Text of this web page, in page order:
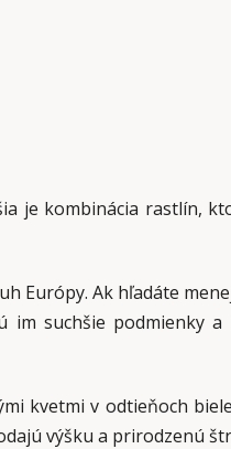
je kombinácia rastlín,
Európy. Ak hľadáte
suchšie podmienky a
kvetmi v odtieňoch
výšku a prirodzenú